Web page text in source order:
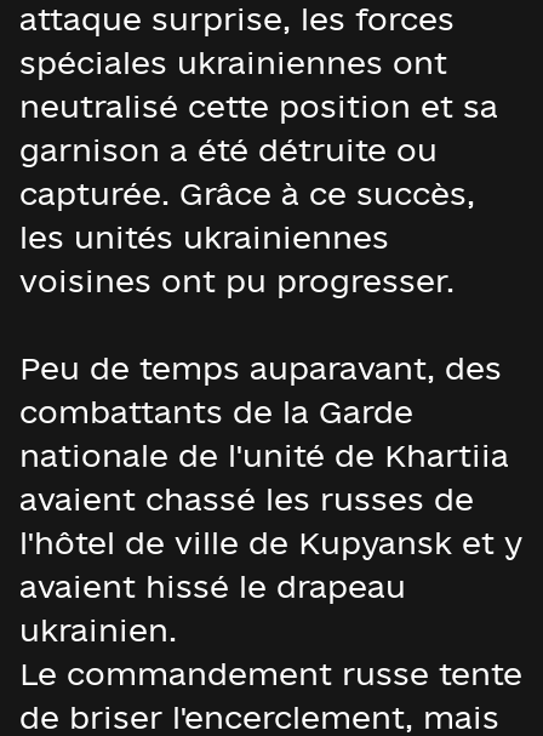
attaque surprise, les forces
spéciales ukrainiennes ont
neutralisé cette position et sa
garnison a été détruite ou
capturée. Grâce à ce succès,
les unités ukrainiennes
voisines ont pu progresser.
Peu de temps auparavant, des
combattants de la Garde
nationale de l'unité de Khartiia
avaient chassé les russes de
l'hôtel de ville de Kupyansk et y
avaient hissé le drapeau
ukrainien.
Le commandement russe tente
de briser l'encerclement, mais